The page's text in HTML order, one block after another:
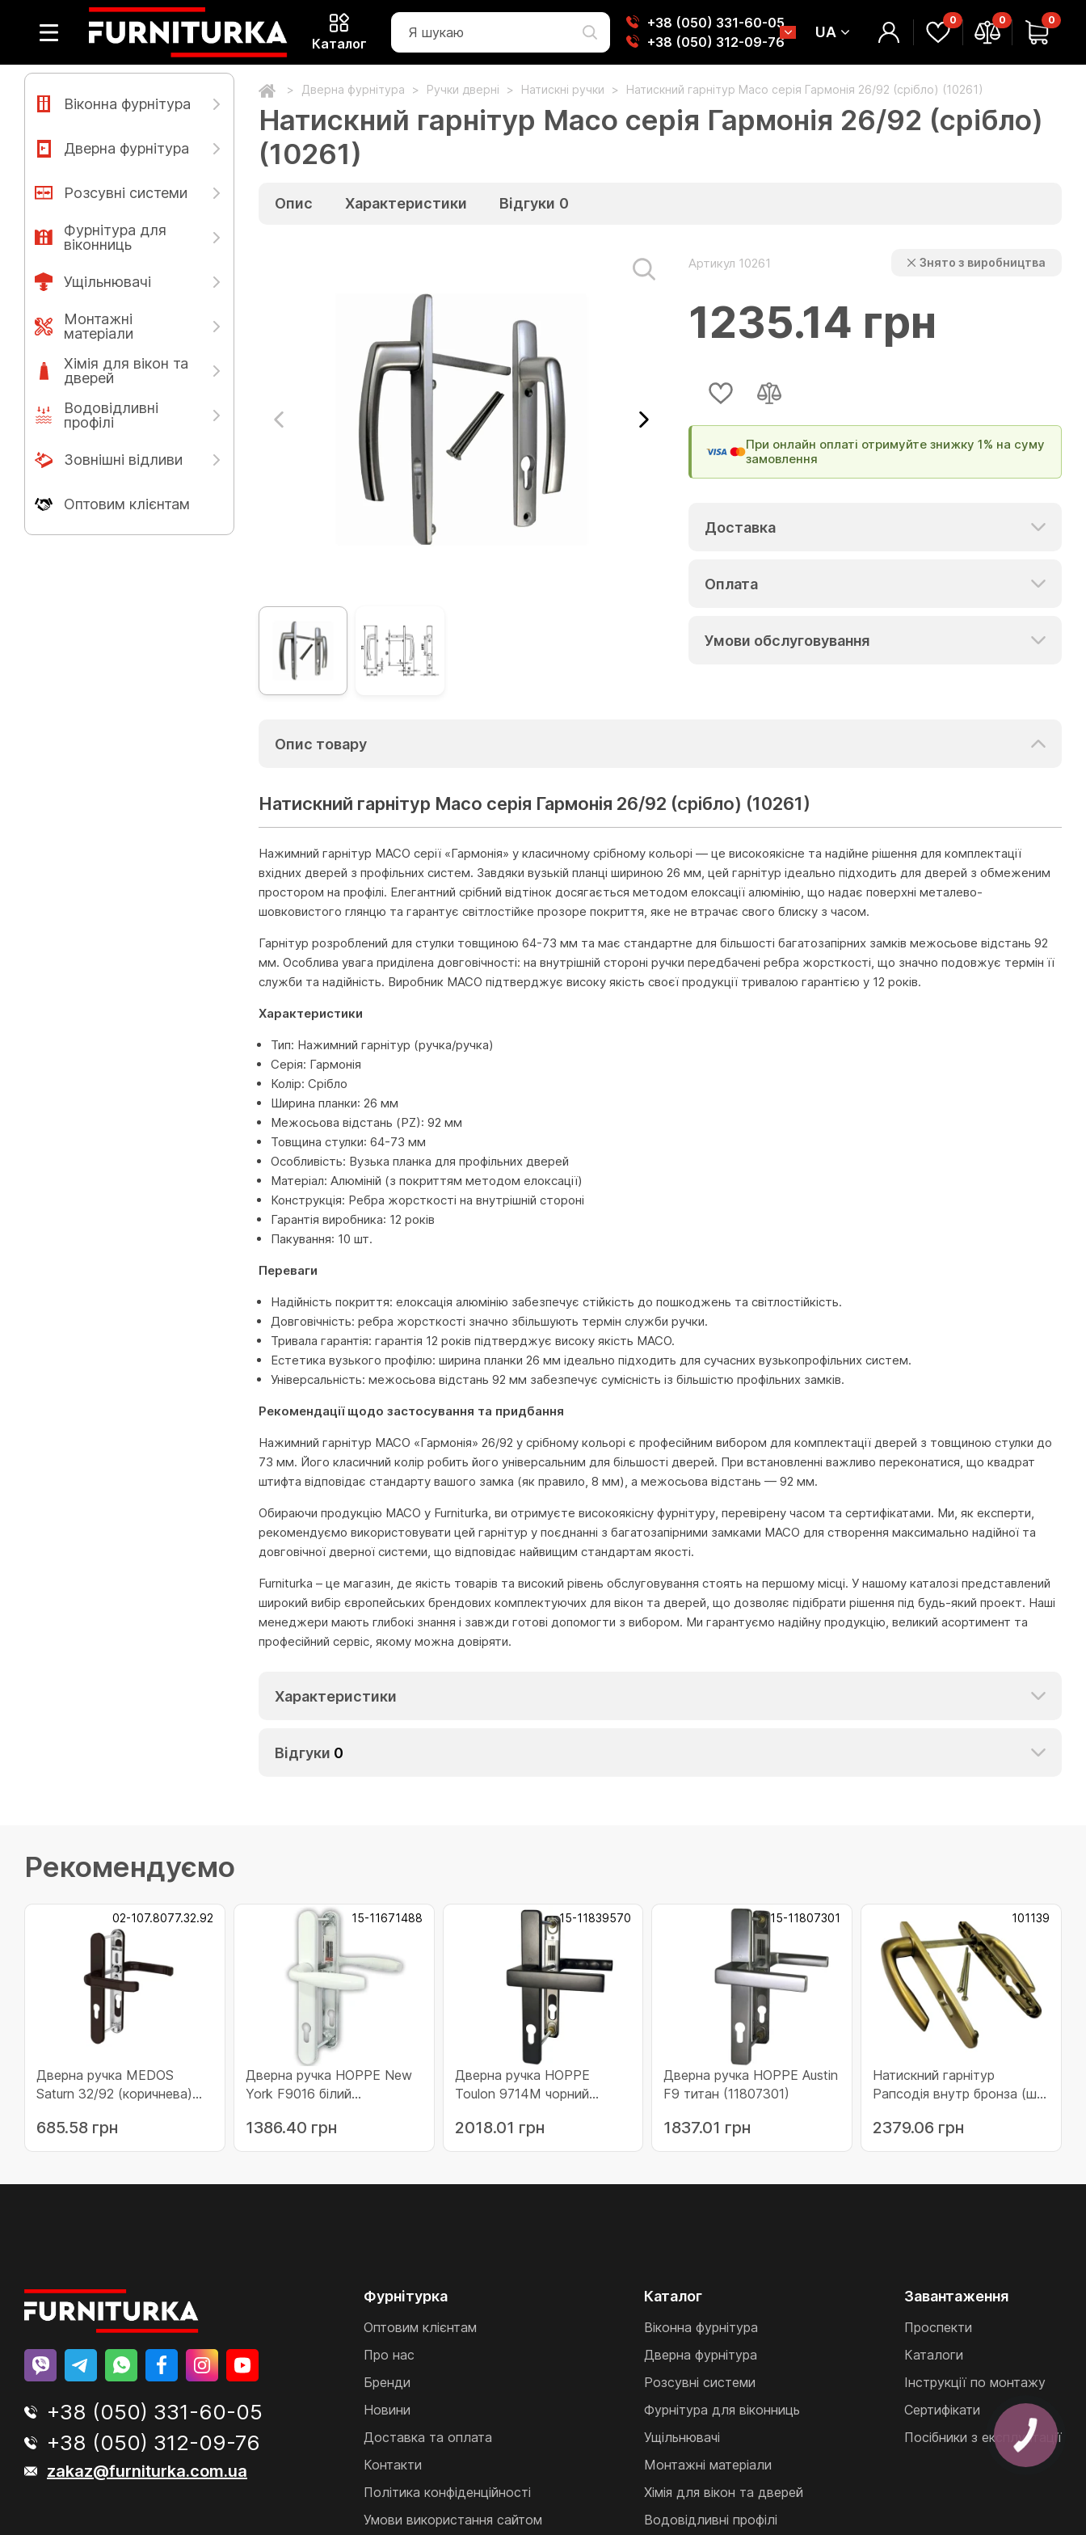
Каталог
+38 (050) 331-60-05
+38 (050) 312-09-76
UA
0 0 0
Віконна фурнітура
Дверна фурнітура
Розсувні системи
Фурнітура для
віконниць
Ущільнювачі
Монтажні
матеріали
Хімія для вікон та
дверей
Водовідливні
профілі
Зовнішні відливи
Оптовим клієнтам
Дверна фурнітура Ручки дверні Натискні ручки Натискний гарнітур Масо серія Гармонія 26/92 (срібло) (10261)
Натискний гарнітур Масо серія Гармонія 26/92 (срібло)
(10261)
Опис Характеристики Відгуки 0
Артикул 10261 Знято з виробництва
1235.14 грн
При онлайн оплаті отримуйте знижку 1% на суму
замовлення
Доставка
Оплата
Умови обслуговування
Опис товару
Натискний гарнітур Масо серія Гармонія 26/92 (срібло) (10261)
Нажимний гарнітур MACO серії «Гармонія» у класичному срібному кольорі — це високоякісне та надійне рішення для комплектації
вхідних дверей з профільних систем. Завдяки вузькій планці шириною 26 мм, цей гарнітур ідеально підходить для дверей з обмеженим
простором на профілі. Елегантний срібний відтінок досягається методом елоксації алюмінію, що надає поверхні металево-
шовковистого глянцю та гарантує світлостійке прозоре покриття, яке не втрачає свого блиску з часом.
Гарнітур розроблений для стулки товщиною 64-73 мм та має стандартне для більшості багатозапірних замків межосьове відстань 92
мм. Особлива увага приділена довговічності: на внутрішній стороні ручки передбачені ребра жорсткості, що значно подовжує термін її
служби та надійність. Виробник MACO підтверджує високу якість своєї продукції тривалою гарантією у 12 років.
Характеристики
Тип: Нажимний гарнітур (ручка/ручка)
Серія: Гармонія
Колір: Срібло
Ширина планки: 26 мм
Межосьова відстань (PZ): 92 мм
Товщина стулки: 64-73 мм
Особливість: Вузька планка для профільних дверей
Матеріал: Алюміній (з покриттям методом елоксації)
Конструкція: Ребра жорсткості на внутрішній стороні
Гарантія виробника: 12 років
Пакування: 10 шт.
Переваги
Надійність покриття: елоксація алюмінію забезпечує стійкість до пошкоджень та світлостійкість.
Довговічність: ребра жорсткості значно збільшують термін служби ручки.
Тривала гарантія: гарантія 12 років підтверджує високу якість MACO.
Естетика вузького профілю: ширина планки 26 мм ідеально підходить для сучасних вузькопрофільних систем.
Універсальність: межосьова відстань 92 мм забезпечує сумісність із більшістю профільних замків.
Рекомендації щодо застосування та придбання
Нажимний гарнітур MACO «Гармонія» 26/92 у срібному кольорі є професійним вибором для комплектації дверей з товщиною стулки до
73 мм. Його класичний колір робить його універсальним для більшості дверей. При встановленні важливо переконатися, що квадрат
штифта відповідає стандарту вашого замка (як правило, 8 мм), а межосьова відстань — 92 мм.
Обираючи продукцію MACO у Furniturka, ви отримуєте високоякісну фурнітуру, перевірену часом та сертифікатами. Ми, як експерти,
рекомендуємо використовувати цей гарнітур у поєднанні з багатозапірними замками MACO для створення максимально надійної та
довговічної дверної системи, що відповідає найвищим стандартам якості.
Furniturka – це магазин, де якість товарів та високий рівень обслуговування стоять на першому місці. У нашому каталозі представлений
широкий вибір європейських брендових комплектуючих для вікон та дверей, що дозволяє підібрати рішення під будь-який проект. Наші
менеджери мають глибокі знання і завжди готові допомогти з вибором. Ми гарантуємо надійну продукцію, великий асортимент та
професійний сервіс, якому можна довіряти.
Характеристики
Відгуки 0
Рекомендуємо
02-107.8077.32.92
Дверна ручка MEDOS
Saturn 32/92 (коричнева)
685.58 грн
15-11671488
Дверна ручка HOPPE New
York F9016 білий
1386.40 грн
15-11839570
Дверна ручка HOPPE
Toulon 9714M чорний
2018.01 грн
15-11807301
Дверна ручка HOPPE Austin
F9 титан (11807301)
1837.01 грн
101139
Натискний гарнітур
Рапсодія внутр бронза (шт
2379.06 грн
+38 (050) 331-60-05
+38 (050) 312-09-76
zakaz@furniturka.com.ua
Фурнітурка
Оптовим клієнтам
Про нас
Бренди
Новини
Доставка та оплата
Контакти
Політика конфіденційності
Умови використання сайтом
Каталог
Віконна фурнітура
Дверна фурнітура
Розсувні системи
Фурнітура для віконниць
Ущільнювачі
Монтажні матеріали
Хімія для вікон та дверей
Водовідливні профілі
Завантаження
Проспекти
Каталоги
Інструкції по монтажу
Сертифікати
Посібники з експлуатації